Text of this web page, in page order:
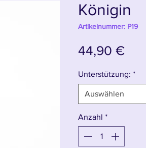
Königin
Artikelnummer: P19
44,90 €
Unterstützung: *
Auswählen
Anzahl *